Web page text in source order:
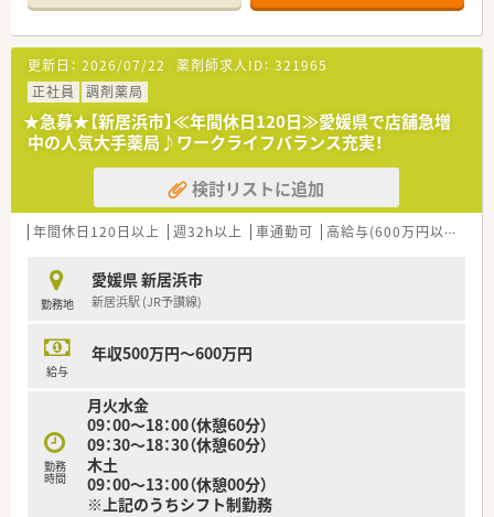
【店舗情報と応需状況について】
■内科や脳神経外科を中心に近隣クリニックから広域の処方箋
まで幅広く1日平均40枚程度を応需しています。
■新居浜駅から車で7分の場所に位置しており、スーパーなどが
同敷地内にある利便性の高い環境の店舗です。
■ピッキング監査システムを導入しており、正確かつ効率的に
日々の調剤業務を進めることができる環境です。
【法人特徴について】
■四国エリアを中心に多角的な事業を展開しており、業界大手グ
ループに参画したことで強固な経営基盤を持っています。
■調剤併設型店舗の出店ペースはエリア屈指のスピードを誇り、
■従業員割引制度など大手ならではの充実した福利厚生が整っ
ており、長く安心して働き続けられる環境が魅力です。
■店舗スタッフは少人数ですが、併設されている店舗の従業員と
激を受けながらチャレンジできる風通しの良い環境です。
■20代から30代の若手からベテランまで幅広い世代が活躍して
おり、人間関係も良好で働きやすい職場です。
更新日： 2026/07/22 薬剤師求人ID： 321965
正社員
調剤薬局
★急募★【新居浜市】≪年間休日120日≫愛媛県で店舗急増
中の人気大手薬局♪ワークライフバランス充実！
検討リストに追加
年間休日120日以上 週32h以上 車通勤可 高給与(600万円以上)
勤務地
愛媛県 新居浜市
新居浜駅 (JR予讃線)
給与
年収500万円～600万円
勤務
時間
月火水金
09：00～18：00（休憩60分）
09：30～18：30（休憩60分）
木土
09：00～13：00（休憩00分）
※上記のうちシフト制勤務